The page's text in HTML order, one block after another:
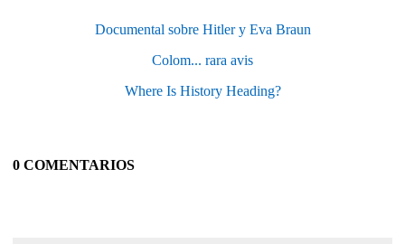
Documental sobre Hitler y Eva Braun
Colom... rara avis
Where Is History Heading?
0 COMENTARIOS